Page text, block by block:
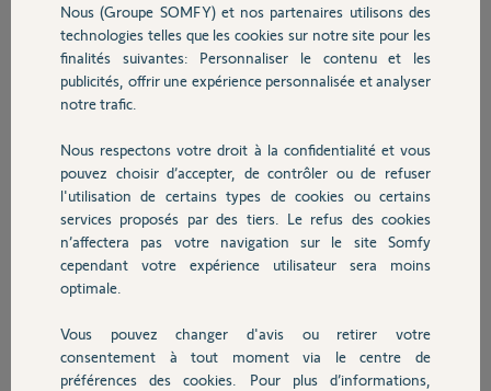
Sécurité
Domotique
Chauffage
Autres produits
Devis avec un pro
eric C.
il y a environ 4 ans
Participer au fil de discussion
Réponses
Bonsoir
Même problème
Nous (Groupe SOMFY) et nos partenaires utilisons des
technologies telles que les cookies sur notre site pour les
finalités suivantes: Personnaliser le contenu et les
publicités, offrir une expérience personnalisée et analyser
notre trafic.
Nous respectons votre droit à la confidentialité et vous
pouvez choisir d’accepter, de contrôler ou de refuser
l'utilisation de certains types de cookies ou certains
services proposés par des tiers. Le refus des cookies
n’affectera pas votre navigation sur le site Somfy
cependant votre expérience utilisateur sera moins
optimale.
Vous pouvez changer d'avis ou retirer votre
consentement à tout moment via le centre de
préférences des cookies. Pour plus d’informations,